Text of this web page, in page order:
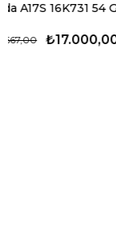
₺25.572,00